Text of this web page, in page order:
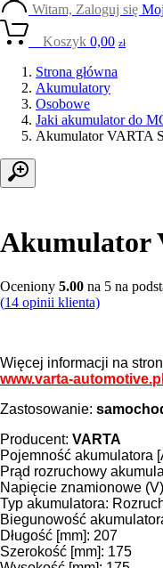
Witam, Zaloguj się
Koszyk 0,00 zł
Strona główna
Akumulatory
Osobowe
Jaki akumulator do
Akumulator VARTA
Akumulator
Oceniony 5.00 na 5 na
(14 opinii klienta)
Więcej informacji na
www.varta-automotive.pl
Zastosowanie:
Producent: VARTA
Pojemność akumulatora
Prąd rozruchowy
Napięcie znamionowe
Typ akumulatora:
Biegunowość
Długość [mm]: 207
Szerokość [mm]: 175